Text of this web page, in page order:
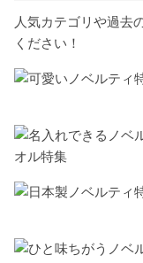
人気カテゴリや過去
ください！